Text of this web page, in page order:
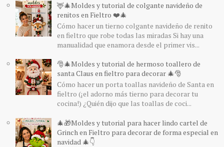
🦌🎄Moldes y tutorial de colgante navideño de
renitos en Fieltro ❤️🎄
Cómo hacer un tierno colgante navideño de renito
en fieltro que robe todas las miradas Si hay una
manualidad que enamora desde el primer vis...
🎅🎄Moldes y tutorial de hermoso toallero de
santa Claus en fieltro para decorar 🎄🎅
Cómo hacer un porta toallas navideño de Santa en
fieltro (¡el adorno más tierno para decorar tu
cocina!) ¿Quién dijo que las toallas de coci...
🎄🎁Moldes y tutorial para hacer lindo cartel de
Grinch en Fieltro para decorar de forma especial en
navidad 🎄👇